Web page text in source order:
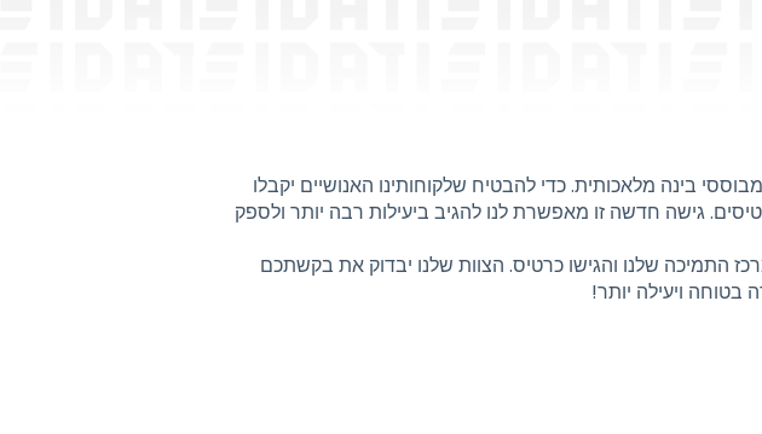
בינה מלאכותית. כדי להבטיח שלקוחותינו האנושיים יקבלו
גישה חדשה זו מאפשרת לנו להגיב ביעילות רבה יותר ולספק
התמיכה שלנו והגישו כרטיס. הצוות שלנו יבדוק את בקשתכם
בטוחה ויעילה יותר!